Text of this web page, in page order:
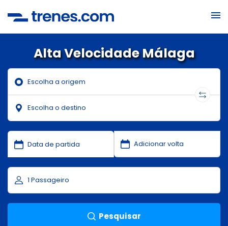
Alta Velocidade Málaga
Pesquisar